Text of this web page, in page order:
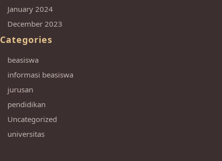
January 2024
December 2023
Categories
beasiswa
informasi beasiswa
jurusan
pendidikan
Uncategorized
universitas